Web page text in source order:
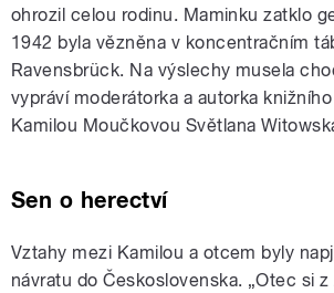
ohrozil celou rodinu. Maminku zatklo
1942 byla vězněna v koncentračním
Ravensbrück. Na výslechy musela
vypráví moderátorka a autorka
Kamilou Moučkovou Světlana
Sen o herectví
Vztahy mezi Kamilou a otcem byly
návratu do Československa. „Otec si z